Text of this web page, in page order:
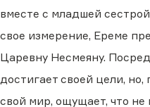
вместе с младшей
свое измерение, Ереме
Царевну Несмеяну.
достигает своей цели, но,
свой мир, ощущает, что не